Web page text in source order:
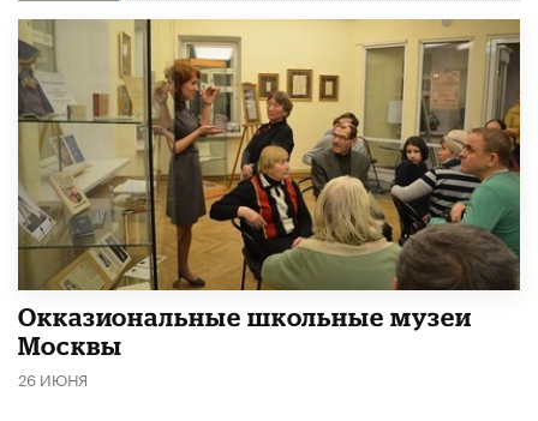
​Окказиональные школьные музеи
Москвы
26 ИЮНЯ